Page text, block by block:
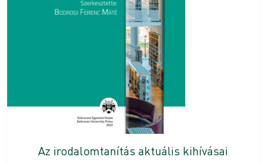
Az irodalomtanítás aktuális kihívásai